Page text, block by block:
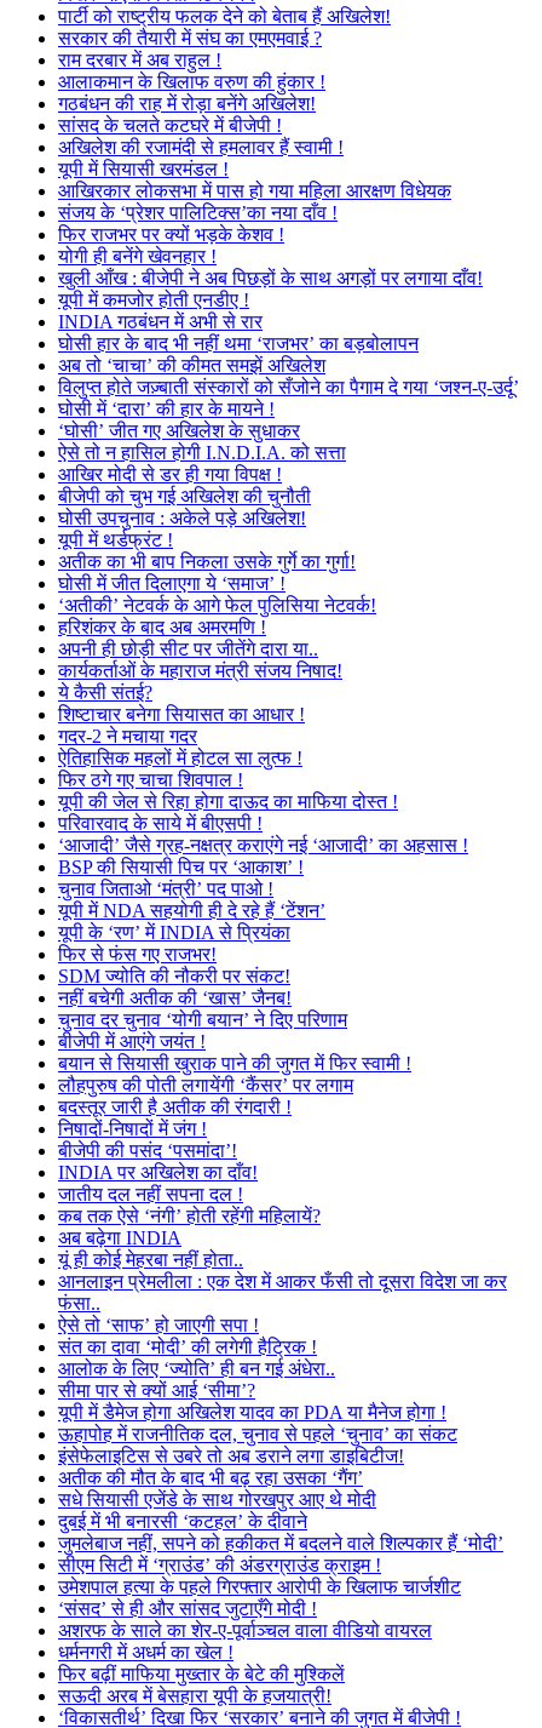
पार्टी को राष्ट्रीय फलक देने को बेताब हैं अखिलेश!
सरकार की तैयारी में संघ का एमएमवाई ?
राम दरबार में अब राहुल !
आलाकमान के खिलाफ वरुण की हुंकार !
गठबंधन की राह में रोड़ा बनेंगे अखिलेश!
सांसद के चलते कटघरे में बीजेपी !
अखिलेश की रजामंदी से हमलावर हैं स्वामी !
यूपी में सियासी खरमंडल !
आखिरकार लोकसभा में पास हो गया महिला आरक्षण विधेयक
संजय के ‘प्रेशर पालिटिक्स’का नया दाँव !
फिर राजभर पर क्यों भड़के केशव !
योगी ही बनेंगे खेवनहार !
खुली आँख : बीजेपी ने अब पिछड़ों के साथ अगड़ों पर लगाया दाँव!
यूपी में कमजोर होती एनडीए !
INDIA गठबंधन में अभी से रार
घोसी हार के बाद भी नहीं थमा ‘राजभर’ का बड़बोलापन
अब तो ‘चाचा’ की कीमत समझें अखिलेश
विलुप्त होते जज़्बाती संस्कारों को सँजोने का पैगाम दे गया ‘जश्न-ए-उर्दू’
घोसी में ‘दारा’ की हार के मायने !
‘घोसी’ जीत गए अखिलेश के सुधाकर
ऐसे तो न हासिल होगी I.N.D.I.A. को सत्ता
आखिर मोदी से डर ही गया विपक्ष !
बीजेपी को चुभ गई अखिलेश की चुनौती
घोसी उपचुनाव : अकेले पड़े अखिलेश!
यूपी में थर्डफ्रंट !
अतीक का भी बाप निकला उसके गुर्गे का गुर्गा!
घोसी में जीत दिलाएगा ये ‘समाज’ !
‘अतीकी’ नेटवर्क के आगे फेल पुलिसिया नेटवर्क!
हरिशंकर के बाद अब अमरमणि !
अपनी ही छोड़ी सीट पर जीतेंगे दारा या..
कार्यकर्ताओं के महाराज मंत्री संजय निषाद!
ये कैसी संतई?
शिष्टाचार बनेगा सियासत का आधार !
गदर-2 ने मचाया गदर
ऐतिहासिक महलों में होटल सा लुत्फ !
फिर ठगे गए चाचा शिवपाल !
यूपी की जेल से रिहा होगा दाऊद का माफिया दोस्त !
परिवारवाद के साये में बीएसपी !
‘आजादी’ जैसे ग्रह-नक्षत्र कराएंगे नई ‘आजादी’ का अहसास !
BSP की सियासी पिच पर ‘आकाश’ !
चुनाव जिताओ ‘मंत्री’ पद पाओ !
यूपी में NDA सहयोगी ही दे रहे हैं ‘टेंशन’
यूपी के ‘रण’ में INDIA से प्रियंका
फिर से फंस गए राजभर!
SDM ज्योति की नौकरी पर संकट!
नहीं बचेगी अतीक की ‘खास’ जैनब!
चुनाव दर चुनाव ‘योगी बयान’ ने दिए परिणाम
बीजेपी में आएंगे जयंत !
बयान से सियासी खुराक पाने की जुगत में फिर स्वामी !
लौहपुरुष की पोती लगायेंगी ‘कैंसर’ पर लगाम
बदस्तूर जारी है अतीक की रंगदारी !
निषादों-निषादों में जंग !
बीजेपी की पसंद ‘पसमांदा’!
INDIA पर अखिलेश का दाँव!
जातीय दल नहीं सपना दल !
कब तक ऐसे ‘नंगी’ होती रहेंगी महिलायें?
अब बढ़ेगा INDIA
यूं ही कोई मेहरबा नहीं होता..
आनलाइन प्रेमलीला : एक देश में आकर फँसी तो दूसरा विदेश जा कर
फंसा..
ऐसे तो ‘साफ’ हो जाएगी सपा !
संत का दावा ‘मोदी’ की लगेगी हैट्रिक !
आलोक के लिए ‘ज्योति’ ही बन गई अंधेरा..
सीमा पार से क्यों आई ‘सीमा’?
यूपी में डैमेज होगा अखिलेश यादव का PDA या मैनेज होगा !
ऊहापोह में राजनीतिक दल, चुनाव से पहले ‘चुनाव’ का संकट
इंसेफेलाइटिस से उबरे तो अब डराने लगा डाइबिटीज!
अतीक की मौत के बाद भी बढ़ रहा उसका ‘गैंग’
सधे सियासी एजेंडे के साथ गोरखपुर आए थे मोदी
दुबई में भी बनारसी ‘कटहल’ के दीवाने
जुमलेबाज नहीं, सपने को हकीकत में बदलने वाले शिल्पकार हैं ‘मोदी’
सीएम सिटी में ‘ग्राउंड’ की अंडरग्राउंड क्राइम !
उमेशपाल हत्या के पहले गिरफ्तार आरोपी के खिलाफ चार्जशीट
‘संसद’ से ही और सांसद जुटाएँगे मोदी !
अशरफ के साले का शेर-ए-पूर्वाञ्चल वाला वीडियो वायरल
धर्मनगरी में अधर्म का खेल !
फिर बढ़ीं माफिया मुख्तार के बेटे की मुश्किलें
सऊदी अरब में बेसहारा यूपी के हजयात्री!
‘विकासतीर्थ’ दिखा फिर ‘सरकार’ बनाने की जुगत में बीजेपी !